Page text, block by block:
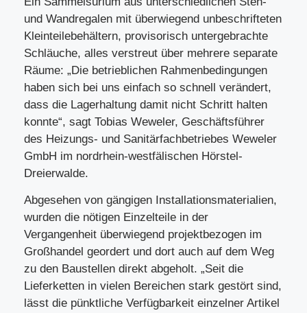
und Wandregalen mit überwiegend unbeschrifteten
Kleinteilebehältern, provisorisch untergebrachte
Schläuche, alles verstreut über mehrere separate
Räume: „Die betrieblichen Rahmenbedingungen
haben sich bei uns einfach so schnell verändert,
dass die Lagerhaltung damit nicht Schritt halten
konnte“, sagt Tobias Weweler, Geschäftsführer
des Heizungs- und Sanitärfachbetriebes Weweler
GmbH im nordrhein-westfälischen Hörstel-
Dreierwalde.
Abgesehen von gängigen Installationsmaterialien,
wurden die nötigen Einzelteile in der
Vergangenheit überwiegend projektbezogen im
Großhandel geordert und dort auch auf dem Weg
zu den Baustellen direkt abgeholt. „Seit die
Lieferketten in vielen Bereichen stark gestört sind,
lässt die pünktliche Verfügbarkeit einzelner Artikel